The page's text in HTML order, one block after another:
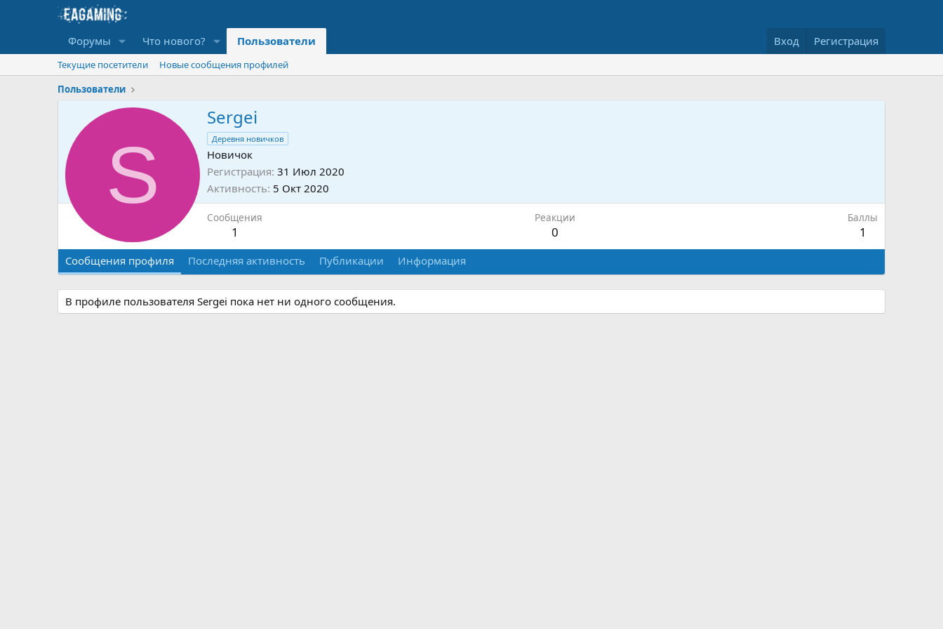
Форумы Что нового? Пользователи Вход Регистрация
Текущие посетители
Новые сообщения профилей
Пользователи
S
Sergei
Деревня новичков
Новичок
Регистрация 31 Июл 2020
Активность 5 Окт 2020
Сообщения
1
Реакции
0
Баллы
1
Сообщения профиля Последняя активность Публикации Информация
В профиле пользователя Sergei пока нет ни одного сообщения.